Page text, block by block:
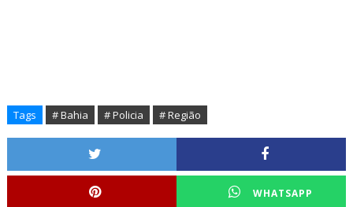
Tags # Bahia # Policia # Região
WHATSAPP